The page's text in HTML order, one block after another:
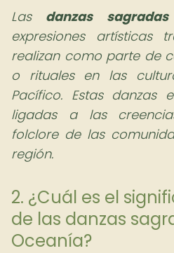
Las danzas
expresiones artísticas
realizan como parte de
o rituales en las
Pacífico. Estas danzas
ligadas a las
folclore de las
región.
2. ¿Cuál es el
de las danzas
Oceanía?